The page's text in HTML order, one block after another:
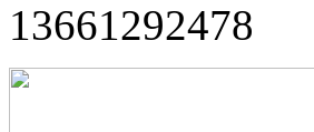
13661292478